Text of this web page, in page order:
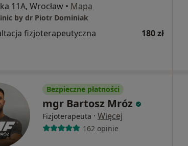
11A, Wrocław • Mapa
by dr Piotr Dominiak
fizjoterapeutyczna 180 zł
Bezpieczne płatności
mgr Bartosz Mróz
Fizjoterapeuta · Więcej
162 opinie